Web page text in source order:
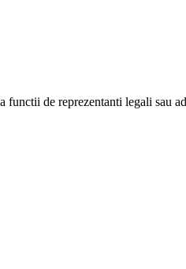
de reprezentanti legali sau